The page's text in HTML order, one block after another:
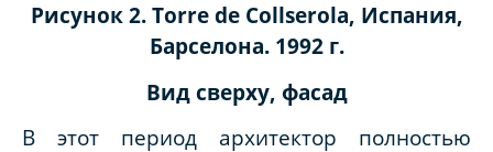
Рисунок 2. Torre de Collserola, Испания,
Барселона. 1992 г.
Вид сверху, фасад
В этот период архитектор полностью